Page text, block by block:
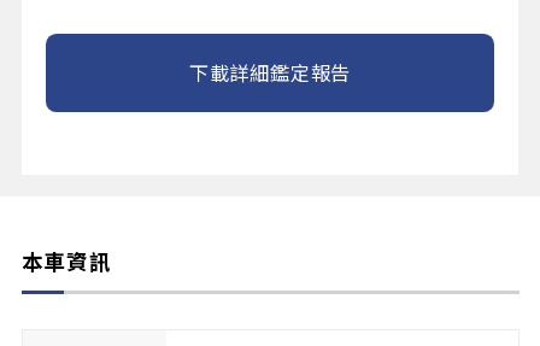
下載詳細鑑定報告
本車資訊